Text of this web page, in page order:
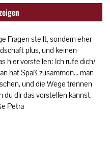
Fragen stellt, sondern eher
plus, und keinen
hier vorstellen: Ich rufe dich/
hat Spaß zusammen... man
und die Wege trennen
dir das vorstellen kannst,
Petra